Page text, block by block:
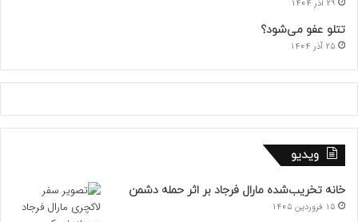
29 آذر 1404
تتلو عفو می‌شود؟
25 آذر 1404
ویدیو
خانه تخریب‌شده مارال فرجاد بر اثر حمله دشمن
15 فروردین 1405